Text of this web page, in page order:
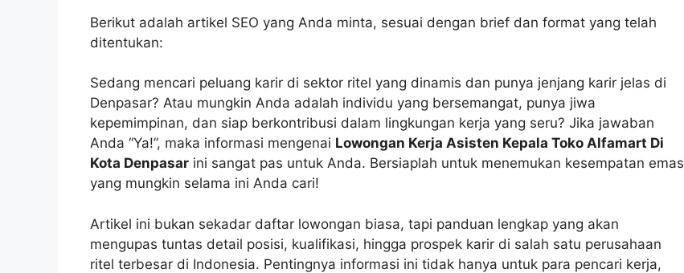
Berikut adalah artikel SEO yang Anda minta, sesuai dengan brief dan format yang telah
ditentukan:
Sedang mencari peluang karir di sektor ritel yang dinamis dan punya jenjang karir jelas di
Denpasar? Atau mungkin Anda adalah individu yang bersemangat, punya jiwa
kepemimpinan, dan siap berkontribusi dalam lingkungan kerja yang seru? Jika jawaban
Anda “Ya!”, maka informasi mengenai Lowongan Kerja Asisten Kepala Toko Alfamart Di
Kota Denpasar ini sangat pas untuk Anda. Bersiaplah untuk menemukan kesempatan emas
yang mungkin selama ini Anda cari!
Artikel ini bukan sekadar daftar lowongan biasa, tapi panduan lengkap yang akan
mengupas tuntas detail posisi, kualifikasi, hingga prospek karir di salah satu perusahaan
ritel terbesar di Indonesia. Pentingnya informasi ini tidak hanya untuk para pencari kerja,